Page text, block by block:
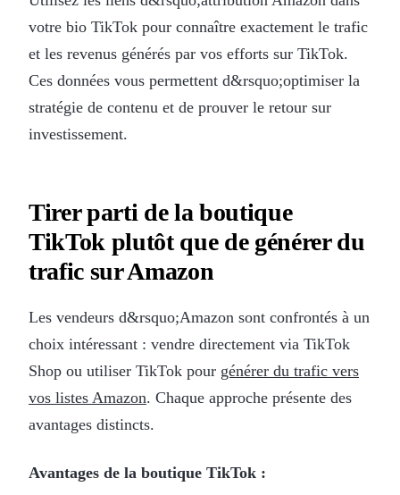
votre bio TikTok pour connaître exactement le trafic
et les revenus générés par vos efforts sur TikTok.
Ces données vous permettent d&rsquo;optimiser la
stratégie de contenu et de prouver le retour sur
investissement.
Tirer parti de la boutique
TikTok plutôt que de générer du
trafic sur Amazon
Les vendeurs d&rsquo;Amazon sont confrontés à un
choix intéressant : vendre directement via TikTok
Shop ou utiliser TikTok pour générer du trafic vers
vos listes Amazon. Chaque approche présente des
avantages distincts.
Avantages de la boutique TikTok :